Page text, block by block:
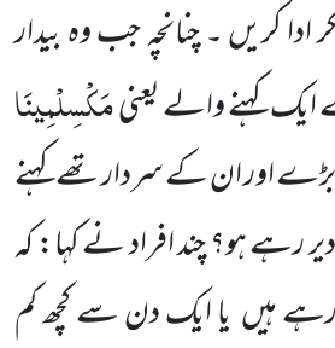
ادا کریں ۔ چنانچہ جب وہ بیدار
کہنے والے یعنیمَکْسِلْمِینَا
اور ان کے سردارتھے کہنے
رہے ہو؟ چند افراد نے کہا: کہ
ہیں یا ایک دن سے کچھ کم